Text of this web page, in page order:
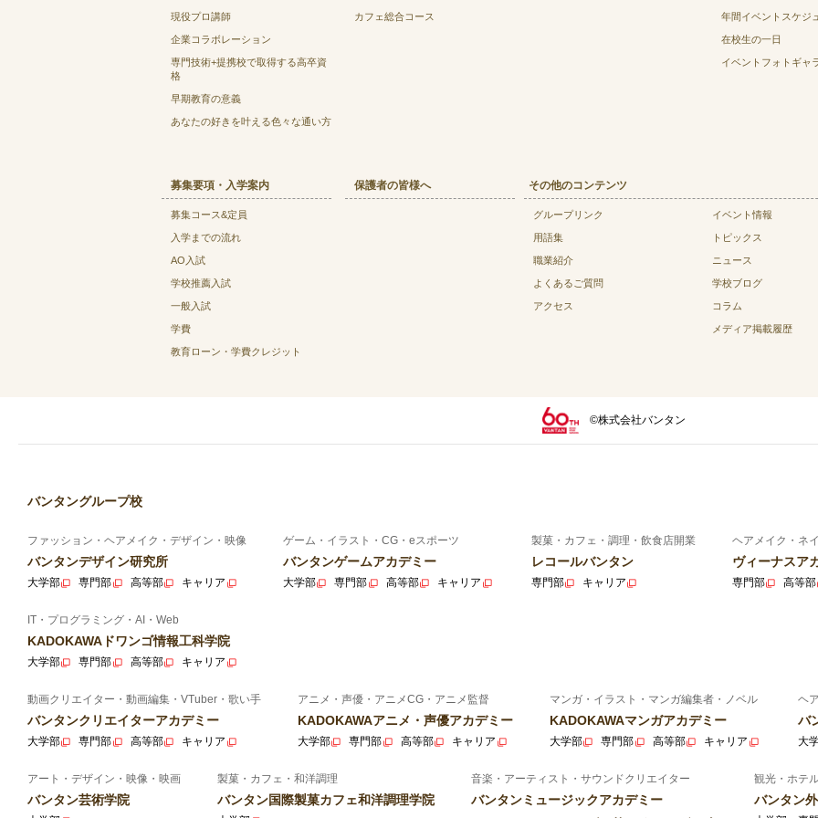
現役プロ講師
企業コラボレーション
専門技術+提携校で取得する高卒資
格
早期教育の意義
あなたの好きを叶える⾊々な通い⽅
カフェ総合コース 年間イベントスケジ
在校生の一日
イベントフォトギャ
募集要項・入学案内
募集コース&定員
入学までの流れ
AO入試
学校推薦入試
一般入試
学費
教育ローン・学費クレジット
保護者の皆様へ その他のコンテンツ
グループリンク
用語集
職業紹介
よくあるご質問
アクセス
イベント情報
トピックス
ニュース
学校ブログ
コラム
メディア掲載履歴
©株式会社バンタン
バンタングループ校
ファッション・ヘアメイク・デザイン・映像
バンタンデザイン研究所
大学部 専門部 高等部 キャリア
ゲーム・イラスト・CG・eスポーツ
バンタンゲームアカデミー
大学部 専門部 高等部 キャリア
製菓・カフェ・調理・飲食店開業
レコールバンタン
専門部 キャリア
ヘアメイク・ネ
ヴィーナスア
専門部 高等部
IT・プログラミング・AI・Web
KADOKAWAドワンゴ情報工科学院
大学部 専門部 高等部 キャリア
動画クリエイター・動画編集・VTuber・歌い手
バンタンクリエイターアカデミー
大学部 専門部 高等部 キャリア
アニメ・声優・アニメCG・アニメ監督
KADOKAWAアニメ・声優アカデミー
大学部 専門部 高等部 キャリア
マンガ・イラスト・マンガ編集者・ノベル
KADOKAWAマンガアカデミー
大学部 専門部 高等部 キャリア
ヘ
バ
大
アート・デザイン・映像・映画
バンタン芸術学院
製菓・カフェ・和洋調理
バンタン国際製菓カフェ和洋調理学院
音楽・アーティスト・サウンドクリエイター
バンタンミュージックアカデミー
観光・ホテ
バンタン